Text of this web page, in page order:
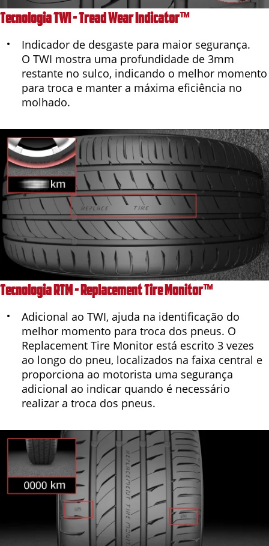
Tecnologia TWI - Tread Wear Indicator™
Indicador de desgaste para maior segurança.
O TWI mostra uma profundidade de 3mm
restante no sulco, indicando o melhor momento
para troca e manter a máxima eficiência no
molhado.
Tecnologia RTM - Replacement Tire Monitor™
Adicional ao TWI, ajuda na identificação do
melhor momento para troca dos pneus. O
Replacement Tire Monitor está escrito 3 vezes
ao longo do pneu, localizados na faixa central e
proporciona ao motorista uma segurança
adicional ao indicar quando é necessário
realizar a troca dos pneus.